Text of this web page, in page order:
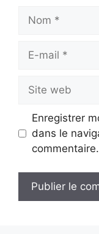
Nom
Site
web
Enregistrer
dans le
commentaire.